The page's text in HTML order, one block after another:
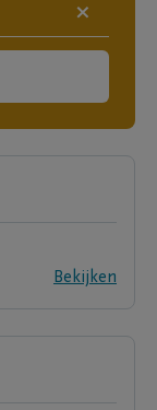
×
Bekijken